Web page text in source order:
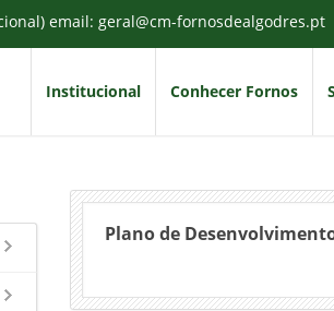
email: geral@cm-fornosdealgodres.pt
Institucional Conhecer Fornos
Plano de